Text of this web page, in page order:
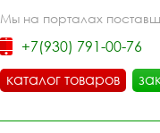
Мы на порталах
+7(930) 791-00-76
каталог товаров